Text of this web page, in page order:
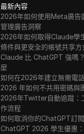
最新內容
2026年如何使用Meta廣告
管理廣告洞察
2026年如何取得Claude學
條件與更安全的帳號共享方
Claude 比 ChatGPT 強嗎
麼
如何在2026年建立無需電
2026 年如何不共用密碼與
2026年Twitter自動追蹤：
作流程
如何取消你的ChatGPT訂
ChatGPT 2026 學生優惠